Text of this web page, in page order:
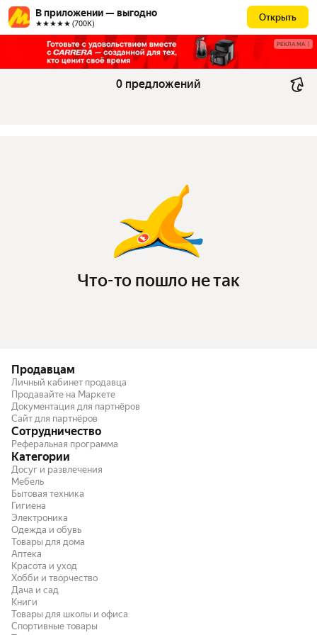
В приложении — выгодно
★★★★★ (700К)
Открыть
РЕКЛАМА
0 предложений
Что-то пошло не так
Продавцам
Личный кабинет продавца
Продавайте на Маркете
Документация для партнёров
Сайт для партнёров
Сотрудничество
Реферальная программа
Категории
Досуг и развлечения
Мебель
Бытовая техника
Гигиена
Электроника
Одежда и обувь
Товары для дома
Аптека
Красота и уход
Хобби и творчество
Дача и сад
Книги
Товары для школы и офиса
Спортивные товары